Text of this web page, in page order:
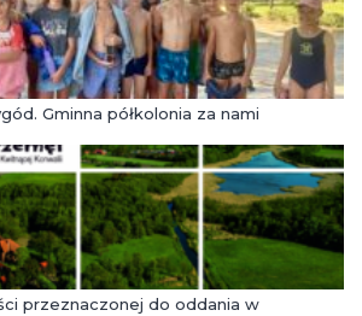
Gminna półkolonia za nami
przeznaczonej do oddania w